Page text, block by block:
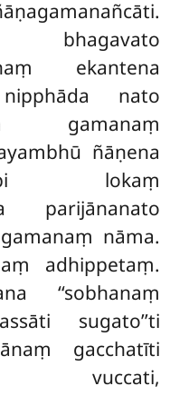
ekantena
nato
gamanaṃ
ñāṇena
lokaṃ
parijānanato
nāma.
adhippetaṃ.
‘‘sobhanaṃ
sugato’’ti
gacchatīti